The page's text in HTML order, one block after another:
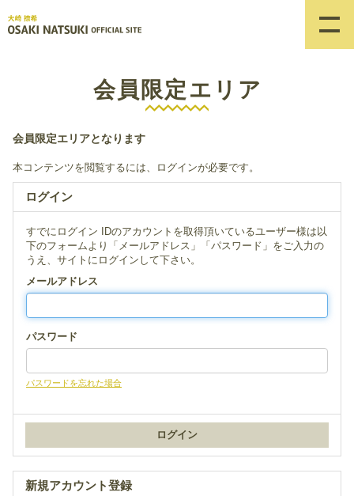
会員限定エリア
会員限定エリアとなります
本コンテンツを閲覧するには、ログインが必要です。
ログイン
すでにログイン IDのアカウントを取得頂いているユーザー様は以
下のフォームより「メールアドレス」「パスワード」をご入力の
うえ、サイトにログインして下さい。
メールアドレス
パスワード
パスワードを忘れた場合
新規アカウント登録